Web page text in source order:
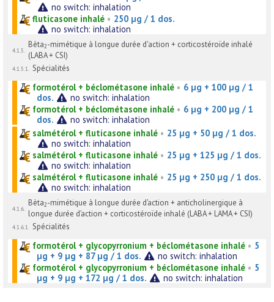
no switch: inhalation
fluticasone inhalé • 250 µg / 1 dos.
no switch: inhalation
4.1.5.
Bèta2-mimétique à longue durée d'action + corticostéroïde inhalé
(LABA + CSI)
4.1.5.1. Spécialités
formotérol + béclométasone inhalé • 6 µg + 100 µg / 1
dos.
no switch: inhalation
formotérol + béclométasone inhalé • 6 µg + 200 µg / 1
dos.
no switch: inhalation
salmétérol + fluticasone inhalé • 25 µg + 50 µg / 1 dos.
no switch: inhalation
salmétérol + fluticasone inhalé • 25 µg + 125 µg / 1 dos.
no switch: inhalation
salmétérol + fluticasone inhalé • 25 µg + 250 µg / 1 dos.
no switch: inhalation
4.1.6.
Bèta2-mimétique à longue durée d’action + anticholinergique à
longue durée d’action + corticostéroïde inhalé (LABA + LAMA + CSI)
4.1.6.1. Spécialités
formotérol + glycopyrronium + béclométasone inhalé • 5
µg + 9 µg + 87 µg / 1 dos.
no switch: inhalation
formotérol + glycopyrronium + béclométasone inhalé • 5
µg + 9 µg + 172 µg / 1 dos.
no switch: inhalation